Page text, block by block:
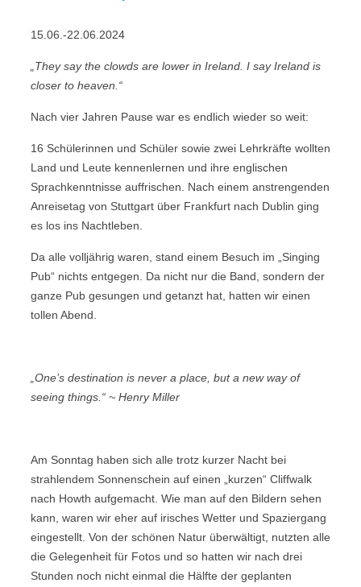
15.06.-22.06.2024
„They say the clowds are lower in Ireland. I say Ireland is
closer to heaven.“
Nach vier Jahren Pause war es endlich wieder so weit:
16 Schülerinnen und Schüler sowie zwei Lehrkräfte wollten
Land und Leute kennenlernen und ihre englischen
Sprachkenntnisse auffrischen. Nach einem anstrengenden
Anreisetag von Stuttgart über Frankfurt nach Dublin ging
es los ins Nachtleben.
Da alle volljährig waren, stand einem Besuch im „Singing
Pub“ nichts entgegen. Da nicht nur die Band, sondern der
ganze Pub gesungen und getanzt hat, hatten wir einen
tollen Abend.
„One’s destination is never a place, but a new way of
seeing things.“ ~ Henry Miller
Am Sonntag haben sich alle trotz kurzer Nacht bei
strahlendem Sonnenschein auf einen „kurzen“ Cliffwalk
nach Howth aufgemacht. Wie man auf den Bildern sehen
kann, waren wir eher auf irisches Wetter und Spaziergang
eingestellt. Von der schönen Natur überwältigt, nutzten alle
die Gelegenheit für Fotos und so hatten wir nach drei
Stunden noch nicht einmal die Hälfte der geplanten